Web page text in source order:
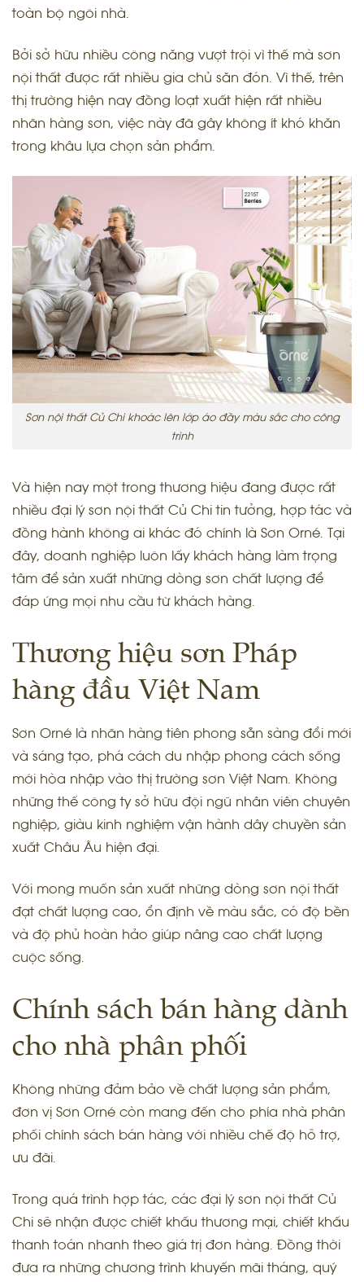
toàn bộ ngôi nhà.
Bởi sở hữu nhiều công năng vượt trội vì thế mà sơn
nội thất được rất nhiều gia chủ săn đón. Vì thế, trên
thị trường hiện nay đồng loạt xuất hiện rất nhiều
nhãn hàng sơn, việc này đã gây không ít khó khăn
trong khâu lựa chọn sản phẩm.
Sơn nội thất Củ Chi khoác lên lớp áo đầy màu sắc cho công
trình
Và hiện nay một trong thương hiệu đang được rất
nhiều đại lý sơn nội thất Củ Chi tin tưởng, hợp tác và
đồng hành không ai khác đó chính là Sơn Orné. Tại
đây, doanh nghiệp luôn lấy khách hàng làm trọng
tâm để sản xuất những dòng sơn chất lượng để
đáp ứng mọi nhu cầu từ khách hàng.
Thương hiệu sơn Pháp
hàng đầu Việt Nam
Sơn Orné là nhãn hàng tiên phong sẵn sàng đổi mới
và sáng tạo, phá cách du nhập phong cách sống
mới hòa nhập vào thị trường sơn Việt Nam. Không
những thế công ty sở hữu đội ngũ nhân viên chuyên
nghiệp, giàu kinh nghiệm vận hành dây chuyền sản
xuất Châu Âu hiện đại.
Với mong muốn sản xuất những dòng sơn nội thất
đạt chất lượng cao, ổn định về màu sắc, có độ bền
và độ phủ hoàn hảo giúp nâng cao chất lượng
cuộc sống.
Chính sách bán hàng dành
cho nhà phân phối
Không những đảm bảo về chất lượng sản phẩm,
đơn vị Sơn Orné còn mang đến cho phía nhà phân
phối chính sách bán hàng với nhiều chế độ hỗ trợ,
ưu đãi.
Trong quá trình hợp tác, các đại lý sơn nội thất Củ
Chi sẽ nhận được chiết khấu thương mại, chiết khấu
thanh toán nhanh theo giá trị đơn hàng. Đồng thời
đưa ra những chương trình khuyến mãi tháng, quý